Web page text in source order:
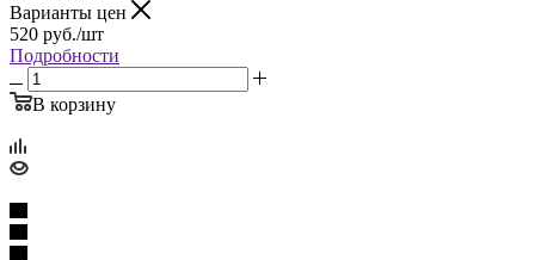
Варианты цен
520 руб./шт
Подробности
В корзину